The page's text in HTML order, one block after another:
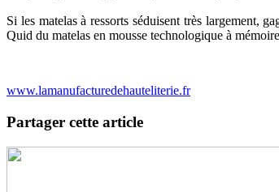
Si les matelas à ressorts séduisent très largement,
Quid du matelas en mousse technologique à
www.lamanufacturedehauteliterie.fr
Partager cette article